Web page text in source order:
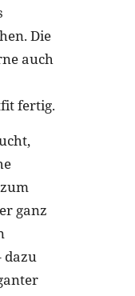
Die
auch
fertig.
ganz
dazu